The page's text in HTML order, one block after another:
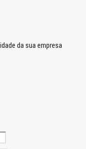
da sua empresa